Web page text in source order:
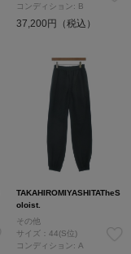
コンディション: B
37,200円（税込）
TAKAHIROMIYASHITATheS
oloist.
その他
サイズ：44(S位)
コンディション: A